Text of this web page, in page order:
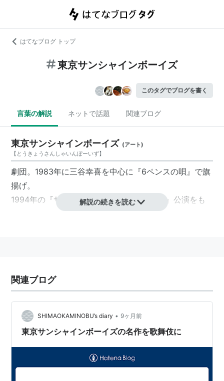
はてなブログ トップ
東京サンシャインボーイズ
このタグでブログを書く
言葉の解説 ネットで話題 関連ブログ
東京サンシャインボーイズ (アート)
【 とうきょうさんしゃいんぼーいず】
劇団。1983年に三谷幸喜を中心に『6ペンスの唄』で旗
揚げ。
1994年の『サンシャインボーイズの「罠」』公演をも
って30年間の充電期間に入る。
善（の予定）。
野中功、阿南健治、梶原善、宮地雅子、西田薫、斉藤清
子 など。
公演記録
『6ペンスの唄』1983.3.19-21（池袋とまとハウス）
解説の続きを読む
関連ブログ
SHIMAOKAMINOBU’s diary • 9ヶ月前
東京サンシャインボーイズの名作を歌舞伎に